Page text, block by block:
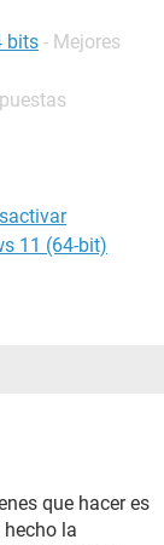
bits - Mejores
11 (64-bit)
que hacer es
la